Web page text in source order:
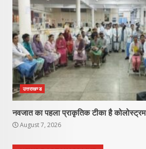
उत्तराखण्ड
नवजात का पहला प्राकृतिक टीका है कोलोस्ट्रम
August 7, 2026